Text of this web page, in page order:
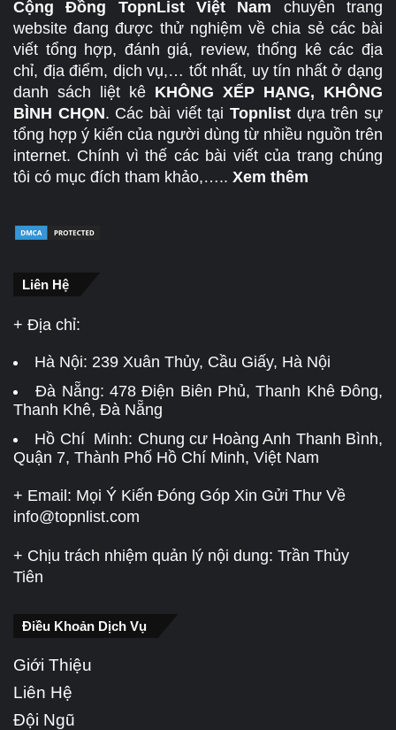
Cộng Đồng TopnList Việt Nam chuyên trang
website đang được thử nghiệm về chia sẻ các bài
viết tổng hợp, đánh giá, review, thống kê các địa
chỉ, địa điểm, dịch vụ,… tốt nhất, uy tín nhất ở dạng
danh sách liệt kê KHÔNG XẾP HẠNG, KHÔNG
BÌNH CHỌN. Các bài viết tạiTopnlist dựa trên sự
tổng hợp ý kiến của người dùng từ nhiều nguồn trên
internet. Chính vì thế các bài viết của trang chúng
tôi có mục đích tham khảo,….. Xem thêm
Liên Hệ
+ Địa chỉ:
Hà Nội: 239 Xuân Thủy, Cầu Giấy, Hà Nội
Đà Nẵng:478 Điện Biên Phủ, Thanh Khê Đông,
Thanh Khê, Đà Nẵng
Hồ Chí Minh: Chung cư Hoàng Anh Thanh Bình,
Quận 7, Thành Phố Hồ Chí Minh, Việt Nam
+ Email: Mọi Ý Kiến Đóng Góp Xin Gửi Thư Về
info@topnlist.com
+ Chịu trách nhiệm quản lý nội dung: Trần Thủy
Tiên
Điều Khoản Dịch Vụ
Giới Thiệu
Liên Hệ
Đội Ngũ